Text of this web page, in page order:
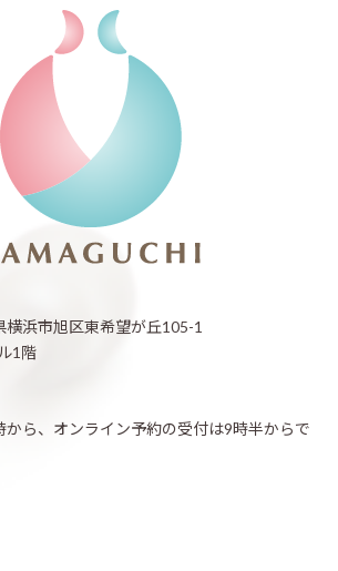
横浜市旭区東希望が丘105-1
1階
ら、オンライン予約の受付は9時半からで